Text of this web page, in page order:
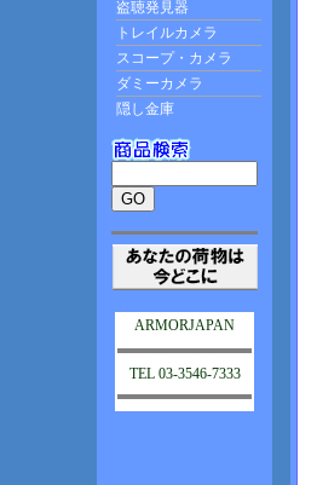
ARMORJAPAN
TEL 03-3546-7333